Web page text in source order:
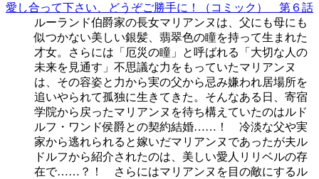
愛し合って下さい、どうぞご勝手に！（コミック） 第６話
ルーランド伯爵家の長女マリアンヌは、父にも母にも
似つかない美しい銀髪、翡翠色の瞳を持って生まれた
才女。さらには「厄災の瞳」と呼ばれる「大切な人の
未来を見通す」不思議な力をもっていたマリアンヌ
は、その容姿と力から実の父から忌み嫌われ居場所を
追いやられて孤独に生きてきた。そんなある日、寄宿
学院から戻ったマリアンヌを待ち構えていたのはルド
ルフ・ワンド侯爵との契約結婚……！ 冷淡な父や実
家から逃れられると嫁いだマリアンヌであったが夫ル
ドルフから紹介されたのは、美しい愛人リリベルの存
在で……？！ さらにはマリアンヌを目の敵にするル